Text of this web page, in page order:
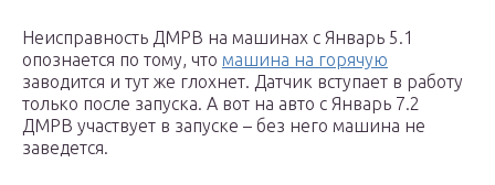
Неисправность ДМРВ на машинах с Январь 5.1
опознается по тому, что машина на горячую
заводится и тут же глохнет. Датчик вступает в работу
только после запуска. А вот на авто с Январь 7.2
ДМРВ участвует в запуске – без него машина не
заведется.